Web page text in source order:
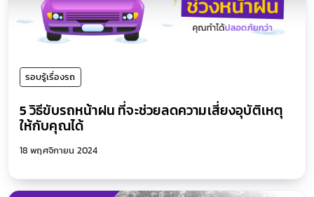
รอบรู้เรื่องรถ
5 วิธีขับรถหน้าฝน ที่จะช่วยลดความเสี่ยงอุบัติเหตุ
ให้กับคุณได้
18 พฤศจิกายน 2024